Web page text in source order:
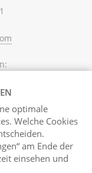
optimale
Welche Cookies
am Ende der
einsehen und